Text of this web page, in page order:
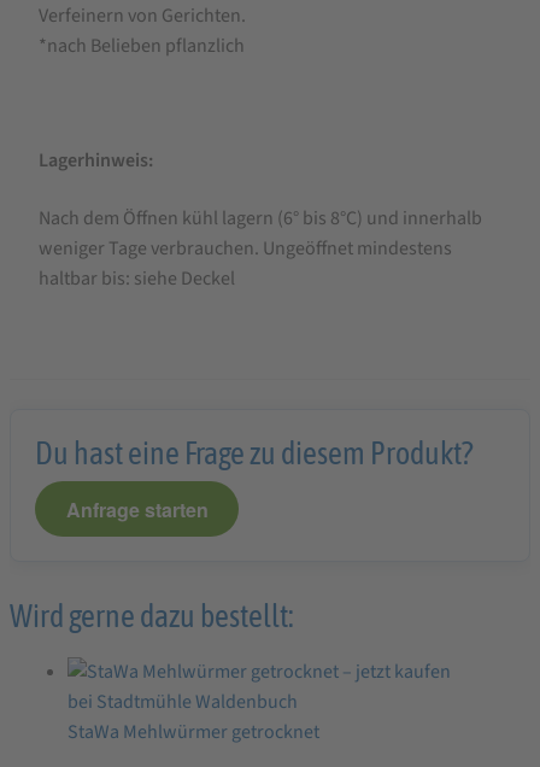
Verfeinern von Gerichten.
*nach Belieben pflanzlich
Lagerhinweis:
Nach dem Öffnen kühl lagern (6° bis 8°C) und innerhalb
weniger Tage verbrauchen. Ungeöffnet mindestens
haltbar bis: siehe Deckel
Du hast eine Frage zu diesem Produkt?
Anfrage starten
Wird gerne dazu bestellt:
StaWa Mehlwürmer getrocknet